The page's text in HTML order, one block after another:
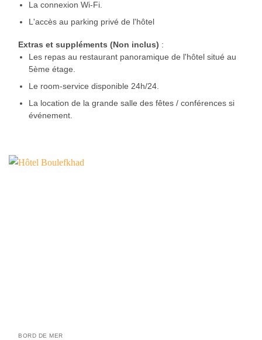
La connexion Wi-Fi.
L'accès au parking privé de l'hôtel
Extras et suppléments (Non inclus) :
Les repas au restaurant panoramique de l'hôtel situé au
5ème étage.
Le room-service disponible 24h/24.
La location de la grande salle des fêtes / conférences si
événement.
BORD DE MER